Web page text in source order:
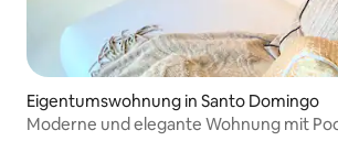
Eigentumswohnung in Santo Domingo
Moderne und elegante Wohnung mit